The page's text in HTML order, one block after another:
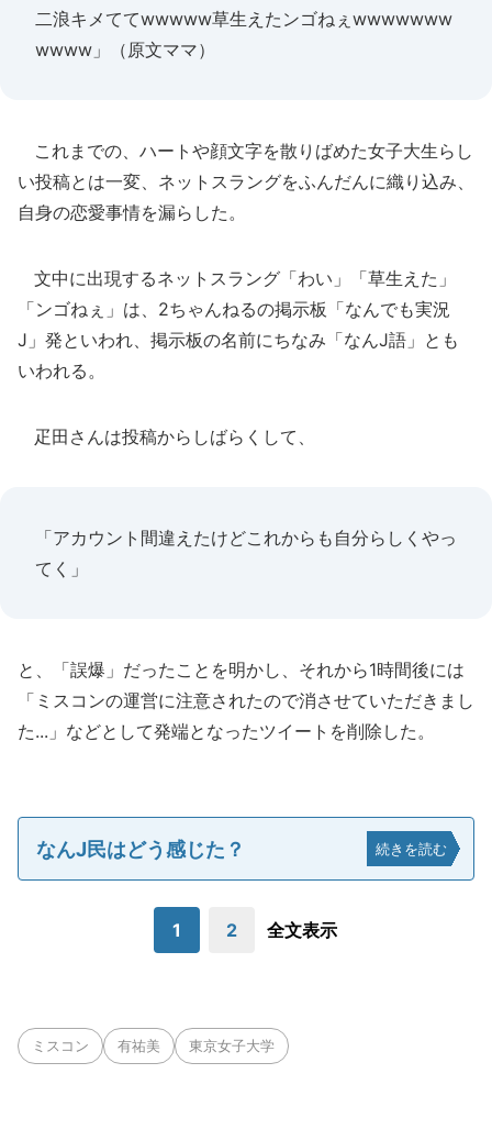
二浪キメててwwwww草生えたンゴねぇwwwwwww
wwww」（原文ママ）
これまでの、ハートや顔文字を散りばめた女子大生らし
い投稿とは一変、ネットスラングをふんだんに織り込み、
自身の恋愛事情を漏らした。
文中に出現するネットスラング「わい」「草生えた」
「ンゴねぇ」は、2ちゃんねるの掲示板「なんでも実況
J」発といわれ、掲示板の名前にちなみ「なんJ語」とも
いわれる。
疋田さんは投稿からしばらくして、
「アカウント間違えたけどこれからも自分らしくやっ
てく」
と、「誤爆」だったことを明かし、それから1時間後には
「ミスコンの運営に注意されたので消させていただきまし
た...」などとして発端となったツイートを削除した。
なんJ民はどう感じた？ 続きを読む
1 2 全文表示
ミスコン 有祐美 東京女子大学